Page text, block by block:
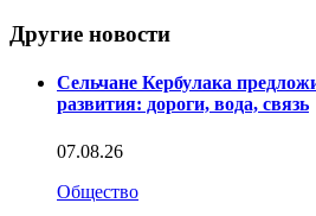
Другие новости
Сельчане Кербулака
развития: дороги, вода, связь
07.08.26
Общество